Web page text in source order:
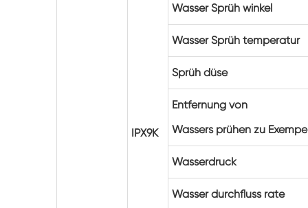
IPX9K
Wasser Sprüh winkel
Wasser Sprüh temperatur
Sprüh düse
Entfernung von
Wassers prühen zu
Wasserdruck
Wasser durchfluss rate